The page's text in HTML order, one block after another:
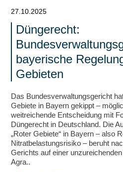
27.10.2025
Düngerecht:
bayerische
Gebieten
Das Bundesverwaltungsgericht
Gebiete in Bayern gekippt –
weitreichende Entscheidung mit
Düngerecht in Deutschland. Die
„Roter Gebiete“ in Bayern – also
Nitratbelastungsrisiko – beruht
Gerichts auf einer
Agra..